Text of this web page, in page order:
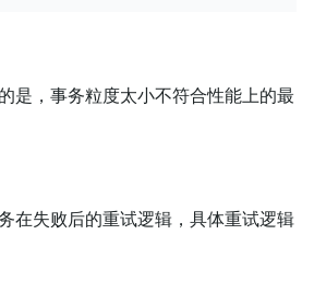
是，事务粒度太小不符合性能上的最
在失败后的重试逻辑，具体重试逻辑